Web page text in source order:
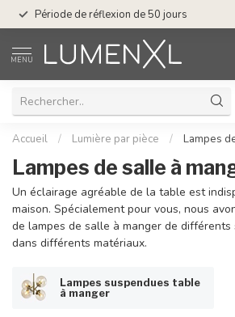
Période de réflexion de 50 jours
MENU
Accueil / Lumière par pièce / Lampes
Lampes de salle à
Un éclairage agréable de la table est
maison. Spécialement pour vous, nous
de lampes de salle à manger de différents
dans différents matériaux.
Lampes suspendues table
à manger